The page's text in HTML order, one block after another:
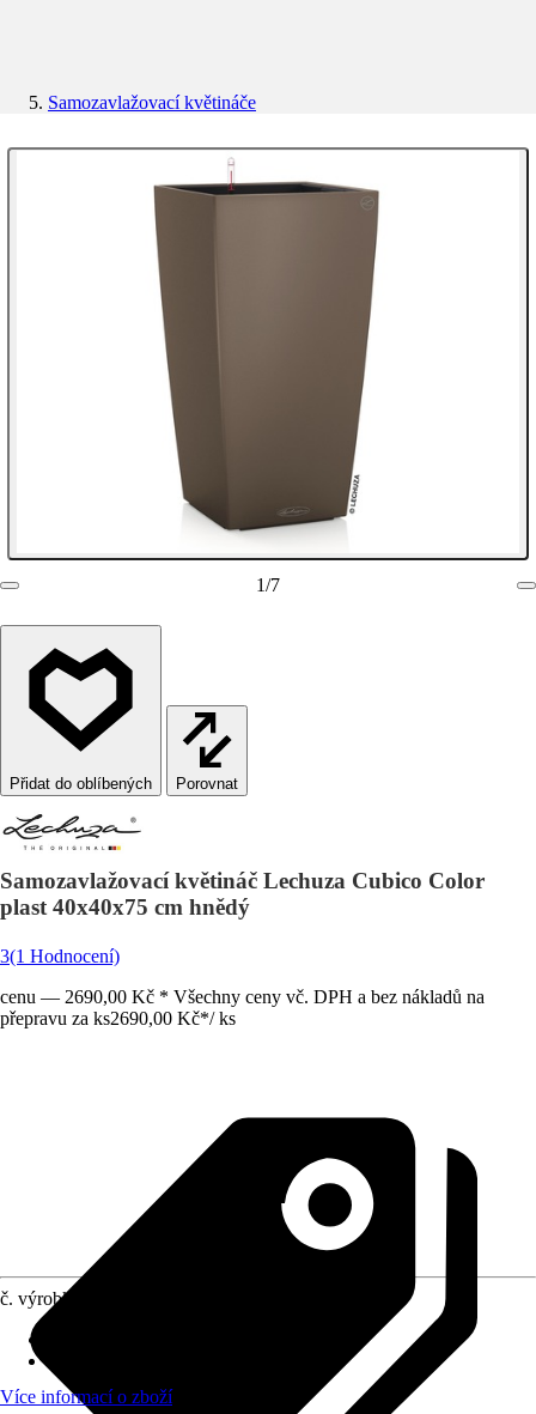
Samozavlažovací květináče
1/7
Porovnat
Samozavlažovací květináč Lechuza Cubico Color
plast 40x40x75 cm hnědý
3(1 Hodnocení)
cenu — 2690,00 Kč * Všechny ceny vč. DPH a bez nákladů na
přepravu za ks2690,00 Kč*/ ks
č. výrobku
Více informací o zboží